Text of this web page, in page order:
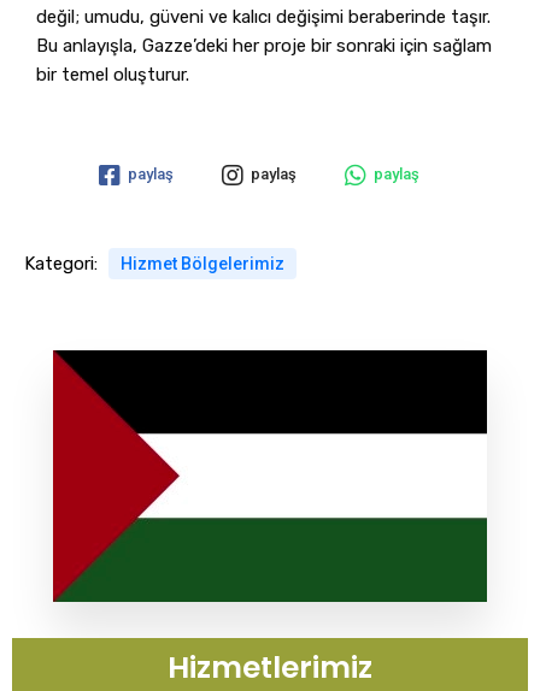
değil; umudu, güveni ve kalıcı değişimi beraberinde taşır.
Bu anlayışla, Gazze’deki her proje bir sonraki için sağlam
bir temel oluşturur.
paylaş paylaş paylaş
Kategori: Hizmet Bölgelerimiz
Hizmetlerimiz